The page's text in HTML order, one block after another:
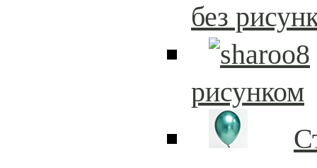
без
рисунком